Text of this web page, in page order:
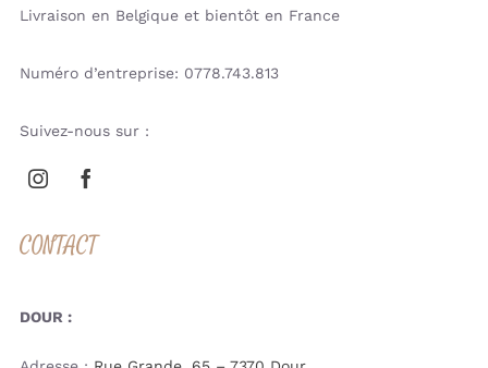
Livraison en Belgique et bientôt en France
Numéro d’entreprise: 0778.743.813
Suivez-nous sur :
CONTACT
DOUR :